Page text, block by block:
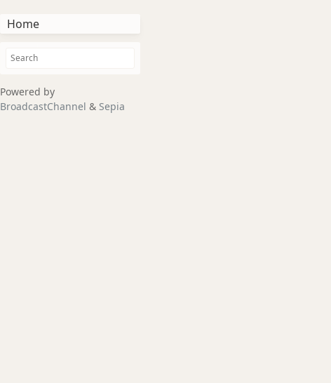
Home
Powered by
BroadcastChannel & Sepia